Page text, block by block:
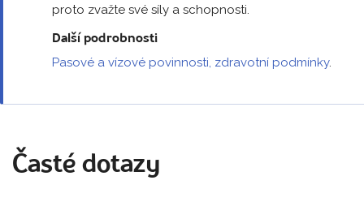
proto zvažte své síly a schopnosti.
Další podrobnosti
Pasové a vízové povinnosti, zdravotní podmínky.
Časté dotazy